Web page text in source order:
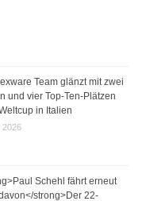
Team glänzt mit zwei
und vier Top-Ten-Plätzen
in Italien
2026
Schehl fährt erneut
strong>Der 22-